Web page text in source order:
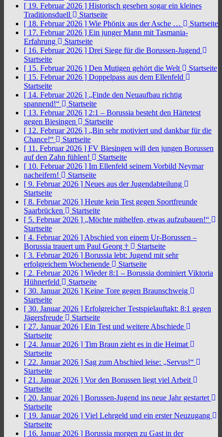
[ 19. Februar 2026 ] Historisch gesehen sogar ein kleines
Traditionsduell
Startseite
[ 18. Februar 2026 ] Wie Phönix aus der Asche …
Startseite
[ 17. Februar 2026 ] Ein junger Mann mit Tasmania-
Erfahrung
Startseite
[ 16. Februar 2026 ] Drei Siege für die Borussen-Jugend
Startseite
[ 15. Februar 2026 ] Den Mutigen gehört die Welt
Startseite
[ 15. Februar 2026 ] Doppelpass aus dem Ellenfeld
Startseite
[ 14. Februar 2026 ] „Finde den Neuaufbau richtig
spannend!“
Startseite
[ 13. Februar 2026 ] 2:1 – Borussia besteht den Härtetest
gegen Biesingen
Startseite
[ 12. Februar 2026 ] „Bin sehr motiviert und dankbar für die
Chance!“
Startseite
[ 11. Februar 2026 ] FV Biesingen will den jungen Borussen
auf den Zahn fühlen!
Startseite
[ 10. Februar 2026 ] Im Ellenfeld seinem Vorbild Neymar
nacheifern!
Startseite
[ 9. Februar 2026 ] Neues aus der Jugendabteilung
Startseite
[ 8. Februar 2026 ] Heute kein Test gegen Sportfreunde
Saarbrücken
Startseite
[ 5. Februar 2026 ] „Möchte mithelfen, etwas aufzubauen!“
Startseite
[ 4. Februar 2026 ] Abschied von einem Ur-Borussen –
Borussia trauert um Paul Georg †
Startseite
[ 3. Februar 2026 ] Borussia lebt: Jugend mit sehr
erfolgreichem Wochenende
Startseite
[ 2. Februar 2026 ] Wieder 8:1 – Borussia dominiert Viktoria
Hühnerfeld
Startseite
[ 30. Januar 2026 ] Keine Tore gegen Braunschweig
Startseite
[ 30. Januar 2026 ] Erfolgreicher Testspielauftakt: 8:1 gegen
Jägersfreude
Startseite
[ 27. Januar 2026 ] Ein Test und weitere Abschiede
Startseite
[ 24. Januar 2026 ] Tim Braun zieht es in die Heimat
Startseite
[ 22. Januar 2026 ] Sag zum Abschied leise: „Servus!“
Startseite
[ 21. Januar 2026 ] Vor den Borussen liegt viel Arbeit
Startseite
[ 20. Januar 2026 ] Borussen-Jugend ins neue Jahr gestartet
Startseite
[ 19. Januar 2026 ] Viel Lehrgeld und ein erster Neuzugang
Startseite
[ 16. Januar 2026 ] Borussia morgen zu Gast in der